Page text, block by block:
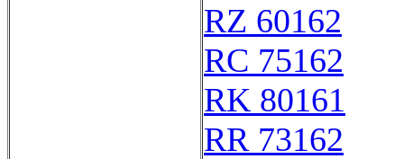
RZ 60162
RC 75162
RK 80161
RR 73162